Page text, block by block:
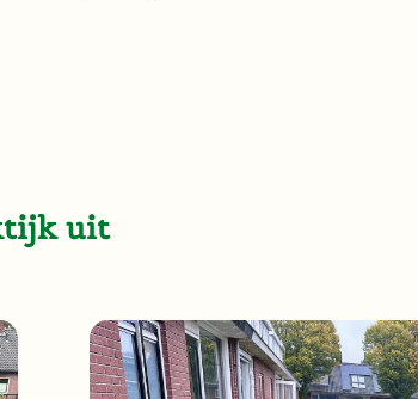
uit